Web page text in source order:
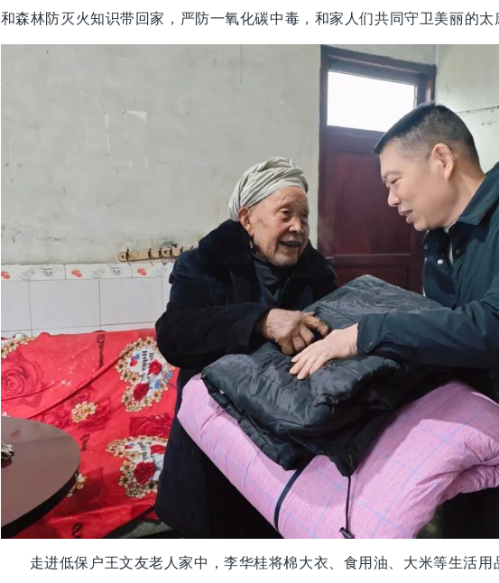
和森林防灭火知识带回家，严防一氧化碳中毒，和家人们共同守卫美丽的太
走进低保户王文友老人家中，李华桂将棉大衣、食用油、大米等生活